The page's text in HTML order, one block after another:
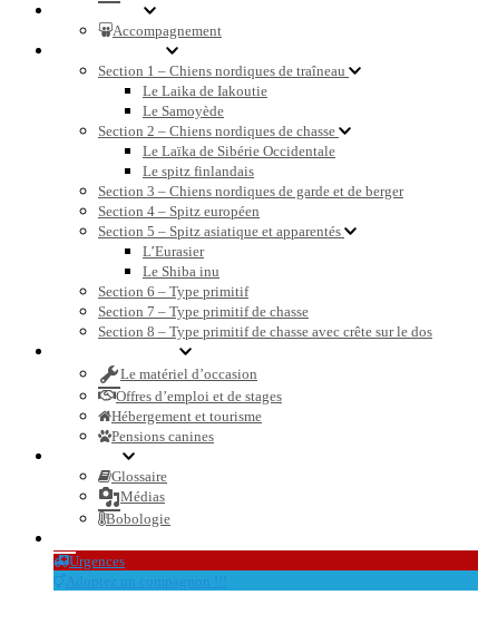
Accompagnement
Section 1 – Chiens nordiques de traîneau
Le Laika de Iakoutie
Le Samoyède
Section 2 – Chiens nordiques de chasse
Le Laïka de Sibérie Occidentale
Le spitz finlandais
Section 3 – Chiens nordiques de garde et de berger
Section 4 – Spitz européen
Section 5 – Spitz asiatique et apparentés
L’Eurasier
Le Shiba inu
Section 6 – Type primitif
Section 7 – Type primitif de chasse
Section 8 – Type primitif de chasse avec crête sur le dos
Le matériel d’occasion
Offres d’emploi et de stages
Hébergement et tourisme
Pensions canines
Glossaire
Médias
Bobologie
Urgences
Adoptez un compagnon !!!